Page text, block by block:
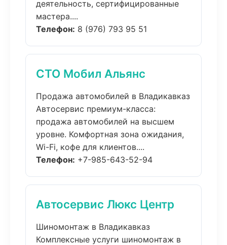
деятельность, сертифицированные
мастера....
Телефон: 8 (976) 793 95 51
СТО Мобил Альянс
Продажа автомобилей в Владикавказ
Автосервис премиум-класса:
продажа автомобилей на высшем
уровне. Комфортная зона ожидания,
Wi-Fi, кофе для клиентов....
Телефон: +7-985-643-52-94
Автосервис Люкс Центр
Шиномонтаж в Владикавказ
Комплексные услуги шиномонтаж в